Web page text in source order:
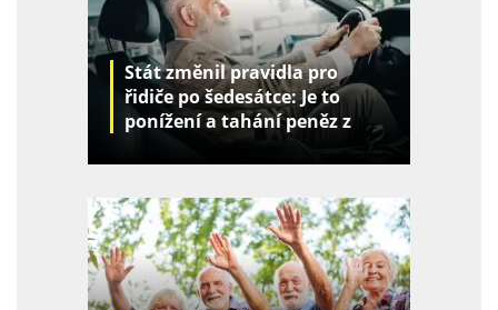
Stát změnil pravidla pro
řidiče po šedesátce: Je to
ponížení a tahání peněz z